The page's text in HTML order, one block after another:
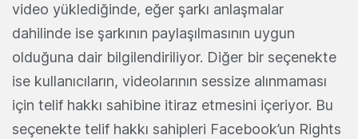
video yüklediğinde, eğer şarkı anlaşmalar
dahilinde ise şarkının paylaşılmasının uygun
olduğuna dair bilgilendiriliyor. Diğer bir seçenekte
ise kullanıcıların, videolarının sessize alınmaması
için telif hakkı sahibine itiraz etmesini içeriyor. Bu
seçenekte telif hakkı sahipleri Facebook’un Rights